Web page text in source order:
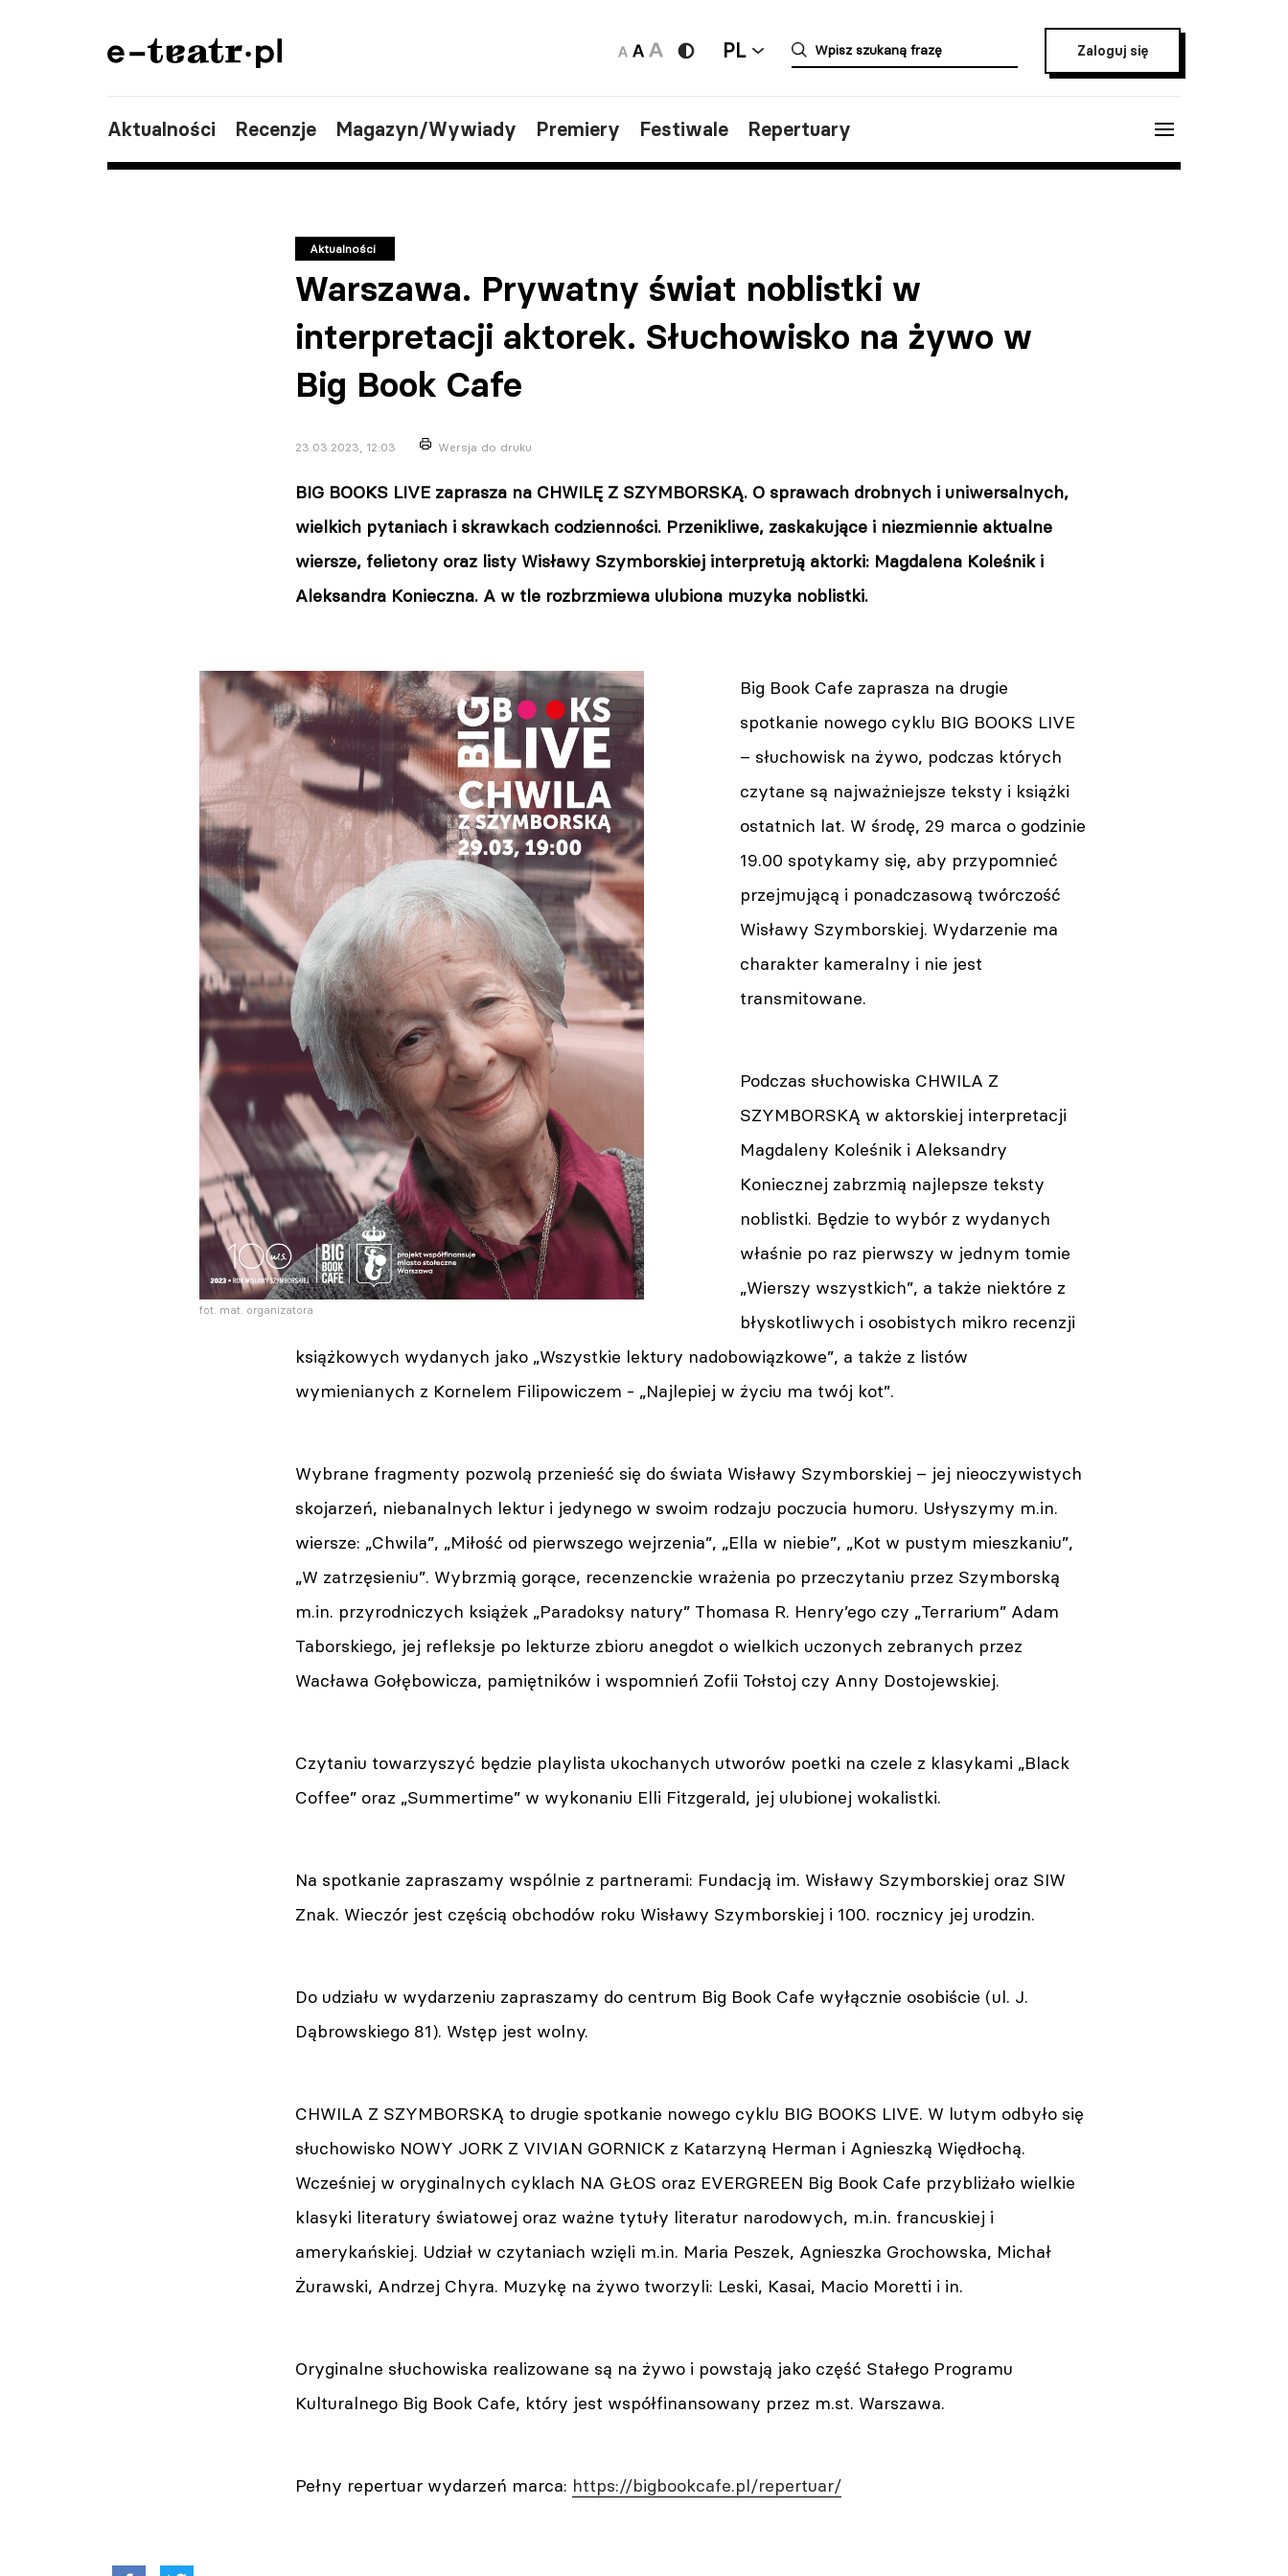
PL Zaloguj się
Aktualności Recenzje Magazyn/Wywiady Premiery Festiwale Repertuary
Aktualności
Warszawa. Prywatny świat noblistki w
interpretacji aktorek. Słuchowisko na żywo w
Big Book Cafe
23.03.2023, 12:03 Wersja do druku
BIG BOOKS LIVE zaprasza na CHWILĘ Z SZYMBORSKĄ. O sprawach drobnych i uniwersalnych,
wielkich pytaniach i skrawkach codzienności. Przenikliwe, zaskakujące i niezmiennie aktualne
wiersze, felietony oraz listy Wisławy Szymborskiej interpretują aktorki: Magdalena Koleśnik i
Aleksandra Konieczna. A w tle rozbrzmiewa ulubiona muzyka noblistki.
fot. mat. organizatora
Big Book Cafe zaprasza na drugie
spotkanie nowego cyklu BIG BOOKS LIVE
– słuchowisk na żywo, podczas których
czytane są najważniejsze teksty i książki
ostatnich lat. W środę, 29 marca o godzinie
19.00 spotykamy się, aby przypomnieć
przejmującą i ponadczasową twórczość
Wisławy Szymborskiej. Wydarzenie ma
charakter kameralny i nie jest
transmitowane.
Podczas słuchowiska CHWILA Z
SZYMBORSKĄ w aktorskiej interpretacji
Magdaleny Koleśnik i Aleksandry
Koniecznej zabrzmią najlepsze teksty
noblistki. Będzie to wybór z wydanych
właśnie po raz pierwszy w jednym tomie
„Wierszy wszystkich”, a także niektóre z
błyskotliwych i osobistych mikro recenzji
książkowych wydanych jako „Wszystkie lektury nadobowiązkowe”, a także z listów
wymienianych z Kornelem Filipowiczem - „Najlepiej w życiu ma twój kot”.
Wybrane fragmenty pozwolą przenieść się do świata Wisławy Szymborskiej – jej nieoczywistych
skojarzeń, niebanalnych lektur i jedynego w swoim rodzaju poczucia humoru. Usłyszymy m.in.
wiersze: „Chwila”, „Miłość od pierwszego wejrzenia”, „Ella w niebie”, „Kot w pustym mieszkaniu”,
„W zatrzęsieniu”. Wybrzmią gorące, recenzenckie wrażenia po przeczytaniu przez Szymborską
m.in. przyrodniczych książek „Paradoksy natury” Thomasa R. Henry’ego czy „Terrarium” Adam
Taborskiego, jej refleksje po lekturze zbioru anegdot o wielkich uczonych zebranych przez
Wacława Gołębowicza, pamiętników i wspomnień Zofii Tołstoj czy Anny Dostojewskiej.
Czytaniu towarzyszyć będzie playlista ukochanych utworów poetki na czele z klasykami „Black
Coffee” oraz „Summertime” w wykonaniu Elli Fitzgerald, jej ulubionej wokalistki.
Na spotkanie zapraszamy wspólnie z partnerami: Fundacją im. Wisławy Szymborskiej oraz SIW
Znak. Wieczór jest częścią obchodów roku Wisławy Szymborskiej i 100. rocznicy jej urodzin.
Do udziału w wydarzeniu zapraszamy do centrum Big Book Cafe wyłącznie osobiście (ul. J.
Dąbrowskiego 81). Wstęp jest wolny.
CHWILA Z SZYMBORSKĄ to drugie spotkanie nowego cyklu BIG BOOKS LIVE. W lutym odbyło się
słuchowisko NOWY JORK Z VIVIAN GORNICK z Katarzyną Herman i Agnieszką Więdłochą.
Wcześniej w oryginalnych cyklach NA GŁOS oraz EVERGREEN Big Book Cafe przybliżało wielkie
klasyki literatury światowej oraz ważne tytuły literatur narodowych, m.in. francuskiej i
amerykańskiej. Udział w czytaniach wzięli m.in. Maria Peszek, Agnieszka Grochowska, Michał
Żurawski, Andrzej Chyra. Muzykę na żywo tworzyli: Leski, Kasai, Macio Moretti i in.
Oryginalne słuchowiska realizowane są na żywo i powstają jako część Stałego Programu
Kulturalnego Big Book Cafe, który jest współfinansowany przez m.st. Warszawa.
Pełny repertuar wydarzeń marca: https://bigbookcafe.pl/repertuar/